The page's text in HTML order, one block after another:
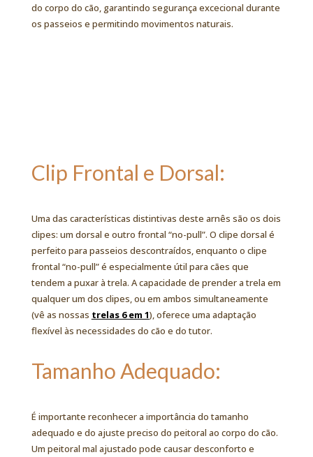
do corpo do cão, garantindo segurança excecional durante
os passeios e permitindo movimentos naturais.
Clip Frontal e Dorsal:
Uma das características distintivas deste arnês são os dois
clipes: um dorsal e outro frontal “no-pull”. O clipe dorsal é
perfeito para passeios descontraídos, enquanto o clipe
frontal “no-pull” é especialmente útil para cães que
tendem a puxar à trela. A capacidade de prender a trela em
qualquer um dos clipes, ou em ambos simultaneamente
(vê as nossas trelas 6 em 1), oferece uma adaptação
flexível às necessidades do cão e do tutor.
Tamanho Adequado:
É importante reconhecer a importância do tamanho
adequado e do ajuste preciso do peitoral ao corpo do cão.
Um peitoral mal ajustado pode causar desconforto e